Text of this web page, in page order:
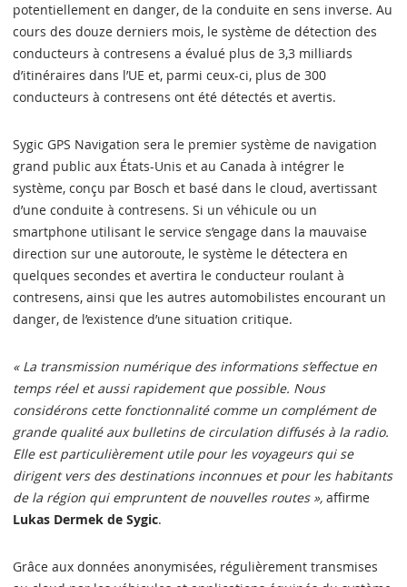
potentiellement en danger, de la conduite en sens inverse. Au
cours des douze derniers mois, le système de détection des
conducteurs à contresens a évalué plus de 3,3 milliards
d’itinéraires dans l’UE et, parmi ceux-ci, plus de 300
conducteurs à contresens ont été détectés et avertis.
Sygic GPS Navigation sera le premier système de navigation
grand public aux États-Unis et au Canada à intégrer le
système, conçu par Bosch et basé dans le cloud, avertissant
d’une conduite à contresens. Si un véhicule ou un
smartphone utilisant le service s’engage dans la mauvaise
direction sur une autoroute, le système le détectera en
quelques secondes et avertira le conducteur roulant à
contresens, ainsi que les autres automobilistes encourant un
danger, de l’existence d’une situation critique.
« La transmission numérique des informations s’effectue en
temps réel et aussi rapidement que possible. Nous
considérons cette fonctionnalité comme un complément de
grande qualité aux bulletins de circulation diffusés à la radio.
Elle est particulièrement utile pour les voyageurs qui se
dirigent vers des destinations inconnues et pour les habitants
de la région qui empruntent de nouvelles routes », affirme
Lukas Dermek de Sygic.
Grâce aux données anonymisées, régulièrement transmises